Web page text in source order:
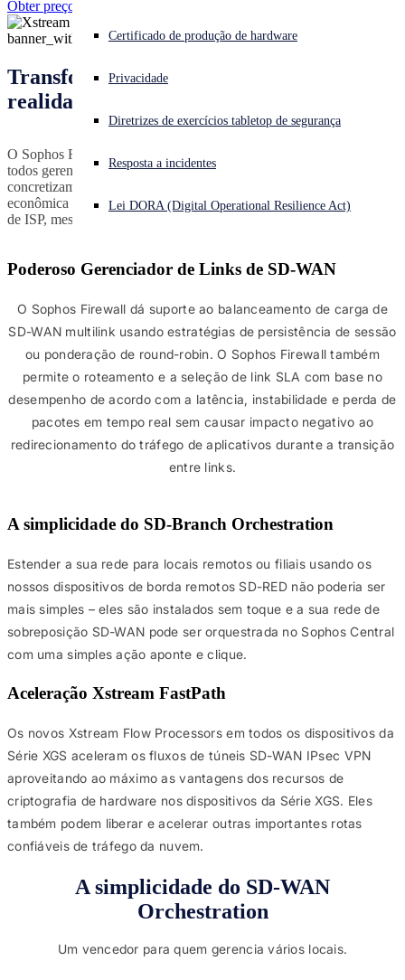
Enfrentando um ataque cibernético? Obtenha ajuda imediata
Open search
Português (Brasil) Open language switcher
Certificado de produção de hardware
Privacidade
Diretrizes de exercícios tabletop de segurança
Resposta a incidentes
Lei DORA (Digital Operational Resilience Act)
Comparar modelos
Ecossistema
Avaliação gratuita
Obter preços
Transforme suas metas de SD-WAN em
realidade
O Sophos Firewall e o nosso portfólio de produtos Secure Access,
todos gerenciados e orquestrados através do Sophos Central,
concretizam suas metas de rede SD-WAN de maneira simples e
econômica sem causar impacto na resposta a rupturas e interrupções
de ISP, mesmo nos ambientes mais extenuantes.
Poderoso Gerenciador de Links de SD-WAN
O Sophos Firewall dá suporte ao balanceamento de carga de
SD-WAN multilink usando estratégias de persistência de sessão
ou ponderação de round-robin. O Sophos Firewall também
permite o roteamento e a seleção de link SLA com base no
desempenho de acordo com a latência, instabilidade e perda de
pacotes em tempo real sem causar impacto negativo ao
redirecionamento do tráfego de aplicativos durante a transição
entre links.
A simplicidade do SD-Branch Orchestration
Estender a sua rede para locais remotos ou filiais usando os
nossos dispositivos de borda remotos SD-RED não poderia ser
mais simples – eles são instalados sem toque e a sua rede de
sobreposição SD-WAN pode ser orquestrada no Sophos Central
com uma simples ação aponte e clique.
Aceleração Xstream FastPath
Os novos Xstream Flow Processors em todos os dispositivos da
Série XGS aceleram os fluxos de túneis SD-WAN IPsec VPN
aproveitando ao máximo as vantagens dos recursos de
criptografia de hardware nos dispositivos da Série XGS. Eles
também podem liberar e acelerar outras importantes rotas
confiáveis de tráfego da nuvem.
A simplicidade do SD-WAN
Orchestration
Um vencedor para quem gerencia vários locais.